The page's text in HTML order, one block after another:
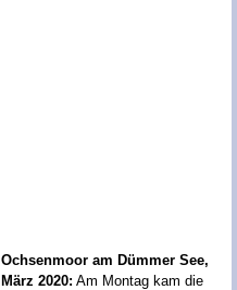
Ochsenmoor am Dümmer See,
März 2020: Am Montag kam die